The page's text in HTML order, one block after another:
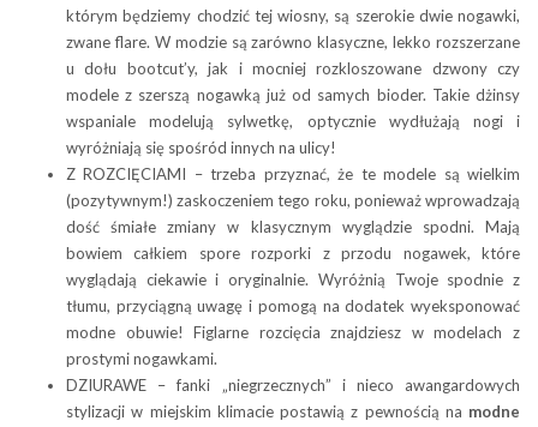
którym będziemy chodzić tej wiosny, są szerokie dwie nogawki,
zwane flare. W modzie są zarówno klasyczne, lekko rozszerzane
u dołu bootcut’y, jak i mocniej rozkloszowane dzwony czy
modele z szerszą nogawką już od samych bioder. Takie dżinsy
wspaniale modelują sylwetkę, optycznie wydłużają nogi i
wyróżniają się spośród innych na ulicy!
Z ROZCIĘCIAMI – trzeba przyznać, że te modele są wielkim
(pozytywnym!) zaskoczeniem tego roku, ponieważ wprowadzają
dość śmiałe zmiany w klasycznym wyglądzie spodni. Mają
bowiem całkiem spore rozporki z przodu nogawek, które
wyglądają ciekawie i oryginalnie. Wyróżnią Twoje spodnie z
tłumu, przyciągną uwagę i pomogą na dodatek wyeksponować
modne obuwie! Figlarne rozcięcia znajdziesz w modelach z
prostymi nogawkami.
DZIURAWE – fanki „niegrzecznych” i nieco awangardowych
stylizacji w miejskim klimacie postawią z pewnością na modne